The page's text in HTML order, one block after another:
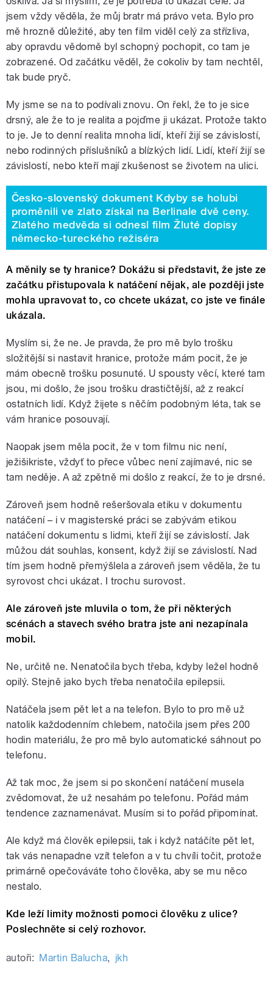
jsem vždy věděla, že můj bratr má právo veta. Bylo pro
mě hrozně důležité, aby ten film viděl celý za střízliva,
aby opravdu vědomě byl schopný pochopit, co tam je
zobrazené. Od začátku věděl, že cokoliv by tam nechtěl,
tak bude pryč.
My jsme se na to podívali znovu. On řekl, že to je sice
drsný, ale že to je realita a pojďme ji ukázat. Protože takto
to je. Je to denní realita mnoha lidí, kteří žijí se závislostí,
nebo rodinných příslušníků a blízkých lidí. Lidí, kteří žijí se
závislostí, nebo kteří mají zkušenost se životem na ulici.
Česko-slovenský dokument Kdyby se holubi
proměnili ve zlato získal na Berlinale dvě ceny.
Zlatého medvěda si odnesl film Žluté dopisy
německo-tureckého režiséra
A měnily se ty hranice? Dokážu si představit, že jste ze
začátku přistupovala k natáčení nějak, ale později jste
mohla upravovat to, co chcete ukázat, co jste ve finále
ukázala.
Myslím si, že ne. Je pravda, že pro mě bylo trošku
složitější si nastavit hranice, protože mám pocit, že je
mám obecně trošku posunuté. U spousty věcí, které tam
jsou, mi došlo, že jsou trošku drastičtější, až z reakcí
ostatních lidí. Když žijete s něčím podobným léta, tak se
vám hranice posouvají.
Naopak jsem měla pocit, že v tom filmu nic není,
ježišikriste, vždyť to přece vůbec není zajímavé, nic se
tam neděje. A až zpětně mi došlo z reakcí, že to je drsné.
Zároveň jsem hodně rešeršovala etiku v dokumentu
natáčení – i v magisterské práci se zabývám etikou
natáčení dokumentu s lidmi, kteří žijí se závislostí. Jak
můžou dát souhlas, konsent, když žijí se závislostí. Nad
tím jsem hodně přemýšlela a zároveň jsem věděla, že tu
syrovost chci ukázat. I trochu surovost.
Ale zároveň jste mluvila o tom, že při některých
scénách a stavech svého bratra jste ani nezapínala
mobil.
Ne, určitě ne. Nenatočila bych třeba, kdyby ležel hodně
opilý. Stejně jako bych třeba nenatočila epilepsii.
Natáčela jsem pět let a na telefon. Bylo to pro mě už
natolik každodenním chlebem, natočila jsem přes 200
hodin materiálu, že pro mě bylo automatické sáhnout po
telefonu.
Až tak moc, že jsem si po skončení natáčení musela
zvědomovat, že už nesahám po telefonu. Pořád mám
tendence zaznamenávat. Musím si to pořád připomínat.
Ale když má člověk epilepsii, tak i když natáčíte pět let,
tak vás nenapadne vzít telefon a v tu chvíli točit, protože
primárně opečováváte toho člověka, aby se mu něco
nestalo.
Kde leží limity možnosti pomoci člověku z ulice?
Poslechněte si celý rozhovor.
autoři: Martin Balucha, jkh